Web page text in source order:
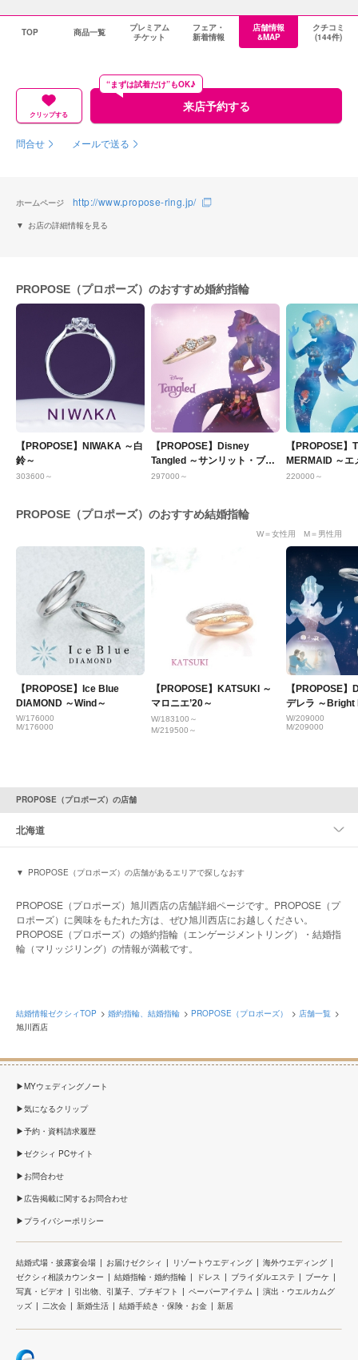
TOP 商品一覧
プレミアム
チケット
フェア・
新着情報
店舗情報
&MAP
クチコミ
(144件)
クリップする
来店予約する
“まずは試着だけ”もOK♪
問合せ メールで送る
ホームページ http://www.propose-ring.jp/
お店の詳細情報を見る
PROPOSE（プロポーズ）のおすすめ婚約指輪
【PROPOSE】NIWAKA ～白
鈴～
303600～
【PROPOSE】Disney
Tangled ～サンリット・ブロ
ッサム～
297000～
【PROPOSE】
MERMAID ～エ
グーン～
220000～
PROPOSE（プロポーズ）のおすすめ結婚指輪
W＝女性用 M＝男性用
【PROPOSE】Ice Blue
DIAMOND ～Wind～
W/176000
M/176000
【PROPOSE】KATSUKI ～
マロニエ’20～
W/183100～
M/219500～
【PROPOSE
デレラ ～Bright
W/209000
M/209000
PROPOSE（プロポーズ）の店舗
北海道
PROPOSE（プロポーズ）の店舗があるエリアで探しなおす
PROPOSE（プロポーズ）旭川西店の店舗詳細ページです。PROPOSE（プ
ロポーズ）に興味をもたれた方は、ぜひ旭川西店にお越しください。
PROPOSE（プロポーズ）の婚約指輪（エンゲージメントリング）・結婚指
輪（マリッジリング）の情報が満載です。
結婚情報ゼクシィTOP 婚約指輪、結婚指輪 PROPOSE（プロポーズ）
店舗一覧
旭川西店
MYウェディングノート
気になるクリップ
予約・資料請求履歴
ゼクシィ PCサイト
お問合わせ
広告掲載に関するお問合わせ
プライバシーポリシー
結婚式場・披露宴会場 お届けゼクシィ リゾートウエディング
海外ウエディング
ゼクシィ相談カウンター
結婚指輪・婚約指輪 ドレス ブライダルエステ
ブーケ
写真・ビデオ
引出物、引菓子、プチギフト ペーパーアイテム
演出・ウエルカムグ
ッズ
二次会 新婚生活 結婚手続き・保険・お金 新居